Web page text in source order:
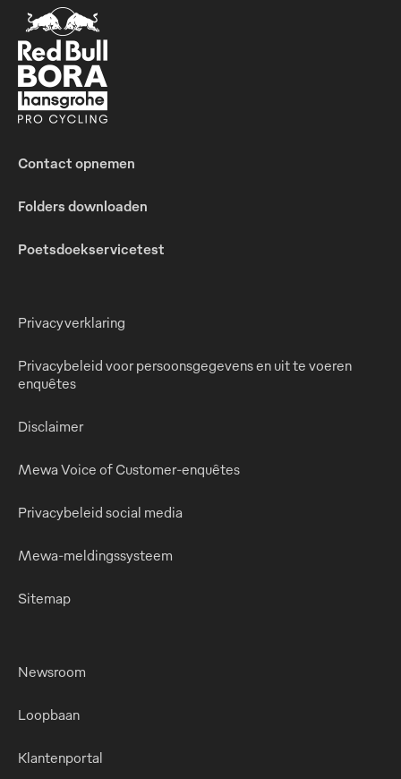
Contact opnemen
Folders downloaden
Poetsdoekservicetest
Privacyverklaring
Privacybeleid voor persoonsgegevens en uit te voeren
enquêtes
Disclaimer
Mewa Voice of Customer-enquêtes
Privacybeleid social media
Mewa-meldingssysteem
Sitemap
Newsroom
Loopbaan
Klantenportal